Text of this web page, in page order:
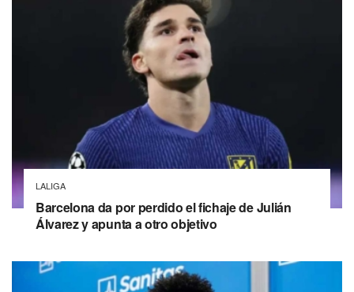
LALIGA
Barcelona da por perdido el fichaje de Julián
Álvarez y apunta a otro objetivo